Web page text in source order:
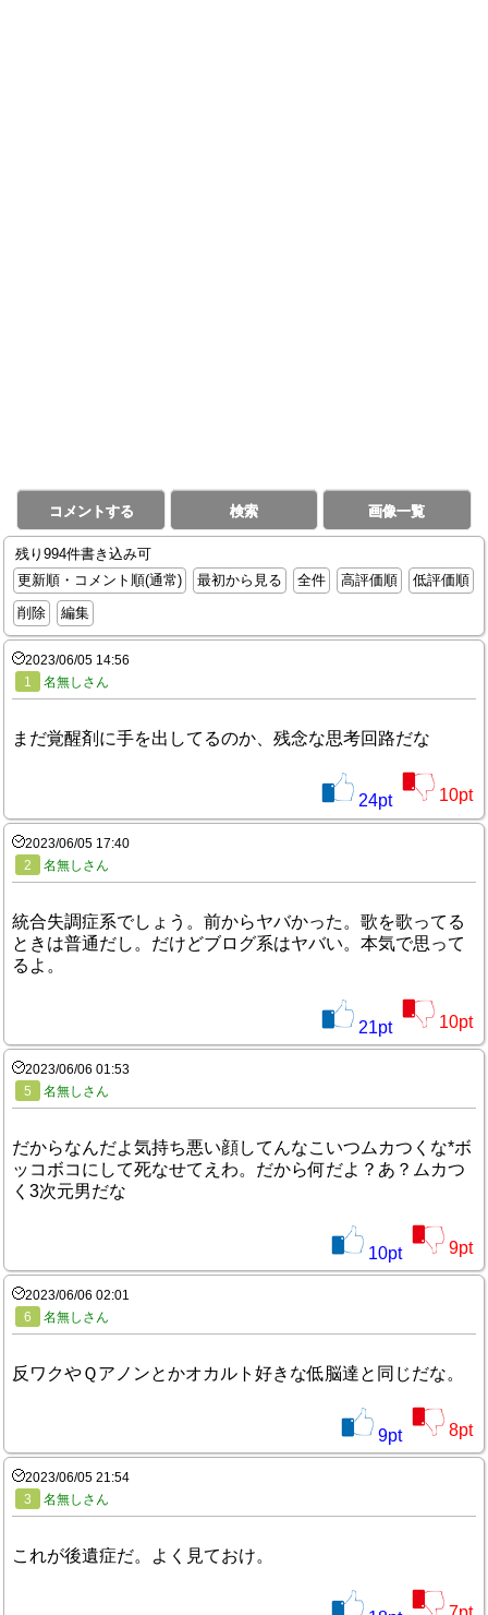
コメントする 検索 画像一覧
残り994件書き込み可
更新順・コメント順(通常)
最初から見る 全件 高評価順
低評価順
削除
編集
2023/06/05 14:56
1
名無しさん
まだ覚醒剤に手を出してるのか、残念な思考回路だな
24pt 10pt
2023/06/05 17:40
2
名無しさん
統合失調症系でしょう。前からヤバかった。歌を歌ってる
ときは普通だし。だけどブログ系はヤバい。本気で思って
るよ。
21pt 10pt
2023/06/06 01:53
5
名無しさん
だからなんだよ気持ち悪い顔してんなこいつムカつくな*ボ
ッコボコにして死なせてえわ。だから何だよ？あ？ムカつ
く3次元男だな
10pt 9pt
2023/06/06 02:01
6
名無しさん
反ワクやＱアノンとかオカルト好きな低脳達と同じだな。
9pt 8pt
2023/06/05 21:54
3
名無しさん
これが後遺症だ。よく見ておけ。